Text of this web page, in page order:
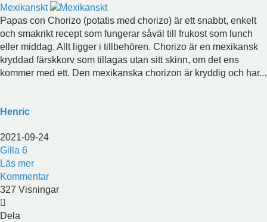
Mexikanskt
Papas con Chorizo (potatis med chorizo) är ett snabbt, enkelt
och smakrikt recept som fungerar såväl till frukost som lunch
eller middag. Allt ligger i tillbehören. Chorizo är en mexikansk
kryddad färskkorv som tillagas utan sitt skinn, om det ens
kommer med ett. Den mexikanska chorizon är kryddig och har...
Henric
2021-09-24
Gilla 6
Läs mer
Kommentar
327 Visningar
Dela